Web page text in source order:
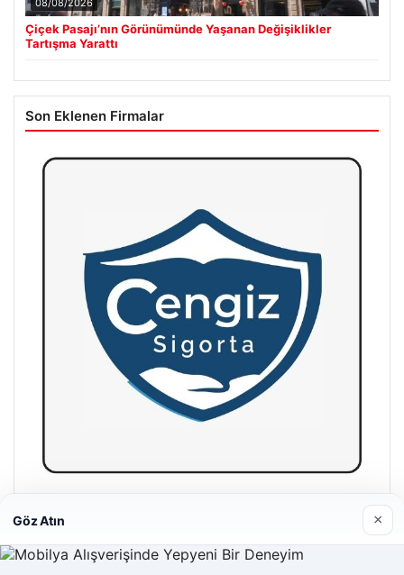
Çiçek Pasajı’nın Görünümünde Yaşanan Değişiklikler
Tartışma Yarattı
Son Eklenen Firmalar
Hastaş Beton
Göz Atın ×